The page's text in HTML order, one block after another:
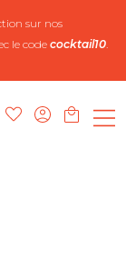
sur nos
le code cocktail10.